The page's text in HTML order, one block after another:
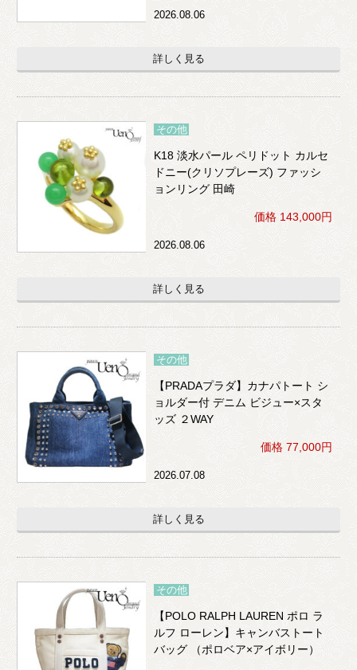
2026.08.06
詳しく見る
その他
K18 淡水パール ペリドット カルセ
ドニー(クリソプレーズ) ファッシ
ョンリング 田崎
価格 143,000円
2026.08.06
詳しく見る
その他
【PRADAプラダ】カナパトート シ
ョルダー付 デニム ビジュー×スタ
ッズ ２WAY
価格 77,000円
2026.07.08
詳しく見る
その他
【POLO RALPH LAUREN ポロ ラ
ルフ ローレン】キャンバストート
バッグ （ポロベア×アイボリー）